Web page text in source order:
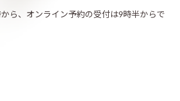
ら、オンライン予約の受付は9時半からで